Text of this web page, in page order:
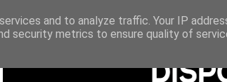
and to analyze traffic. Your IP
security metrics to ensure quality of